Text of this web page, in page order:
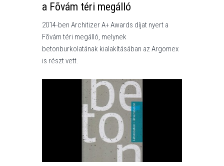
a Fõvám téri megálló
2014-ben Architizer A+ Awards díjat nyert a
Fõvám téri megálló, melynek
betonburkolatának kialakításában az Argomex
is részt vett.